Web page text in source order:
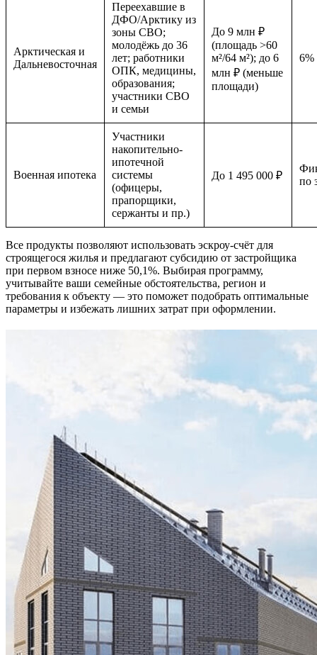
Арктическая и
Дальневосточная
Переехавшие в
ДФО/Арктику из
зоны СВО;
молодёжь до 36
лет; работники
ОПК, медицины,
образования;
участники СВО
и семьи
До 9 млн ₽
(площадь >60
м²/64 м²); до 6
млн ₽ (меньше
площади)
6%
Военная ипотека
Участники
накопительно-
ипотечной
системы
(офицеры,
прапорщики,
сержанты и пр.)
До 1 495 000 ₽
по
Все продукты позволяют использовать эскроу-счёт для
строящегося жилья и предлагают субсидию от застройщика
при первом взносе ниже 50,1%. Выбирая программу,
учитывайте ваши семейные обстоятельства, регион и
требования к объекту — это поможет подобрать оптимальные
параметры и избежать лишних затрат при оформлении.